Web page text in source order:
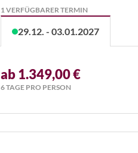
1 VERFÜGBARER TERMIN
29.12. - 03.01.2027
ab 1.349,00 €
6 TAGE PRO PERSON